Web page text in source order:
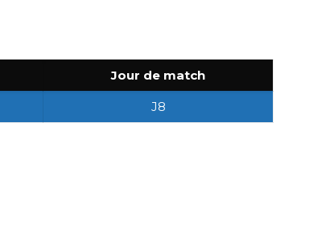
Jour de match
J8